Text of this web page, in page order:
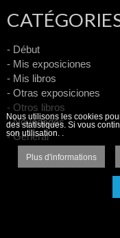
- Début
- Mis exposiciones
- Mis libros
- Otras exposiciones
- Otros libros
- Novedades
- General
Nous utilisons les cookies
des statistiques. Si vous
son utilisation. .
Plus d'informations